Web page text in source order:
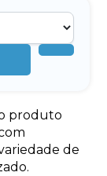
produto
de